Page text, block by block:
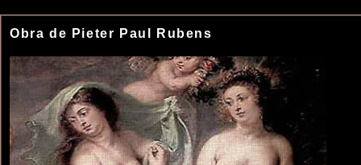
Obra de Pieter Paul Rubens